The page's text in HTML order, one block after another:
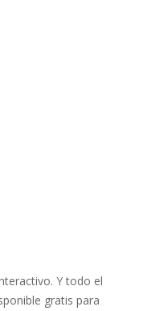
Y todo el
gratis para